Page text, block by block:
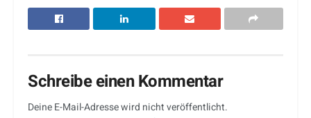
Schreibe einen Kommentar
Deine E-Mail-Adresse wird nicht veröffentlicht.